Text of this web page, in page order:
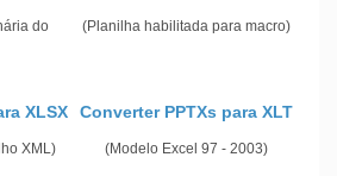
do
(Planilha habilitada para macro)
XLSX
XML)
Converter PPTXs para XLT
(Modelo Excel 97 - 2003)